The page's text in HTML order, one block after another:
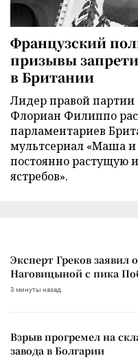
Французский
призывы
в Британии
Лидер правой
Флориан Филиппо
парламентариев
мультсериал «Маша и
постоянно растущую
ястребов».
Эксперт Греков заявил
Наговицыной с пика
3 минуты назад
Взрыв прогремел на
завода в Болгарии